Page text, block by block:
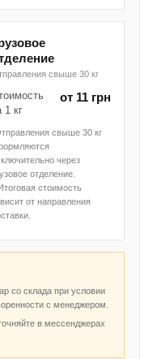
свыше 30 кг
1 кг
от 11 грн
свыше 30 кг
через
отделение.
стоимость
от направления
со склада при условии
с менеджером.
в мессенджерах